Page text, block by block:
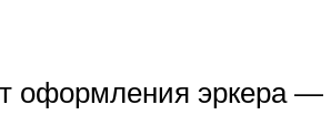
оформления эркера